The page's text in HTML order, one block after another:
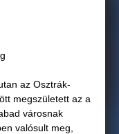
az Osztrák-
megszületett az a
városnak
valósult meg,